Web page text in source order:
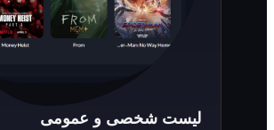
لیست شخصی و عمومی